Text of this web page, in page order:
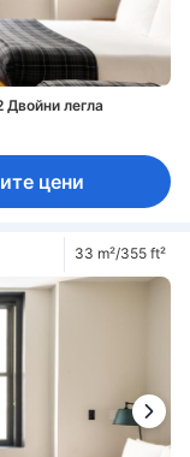
Двойни легла
цени
33 m²/355 ft²